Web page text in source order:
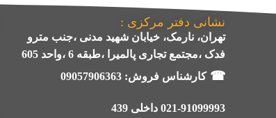
نشانی دفتر مرکزی :
تهران، نارمک، خیابان شهید مدنی ،جنب مترو
فدک ،مجتمع تجاری پالمیرا ،طبقه 6 ،واحد 605
☎کارشناس فروش: 09057906363
021-91099993 داخلی 439